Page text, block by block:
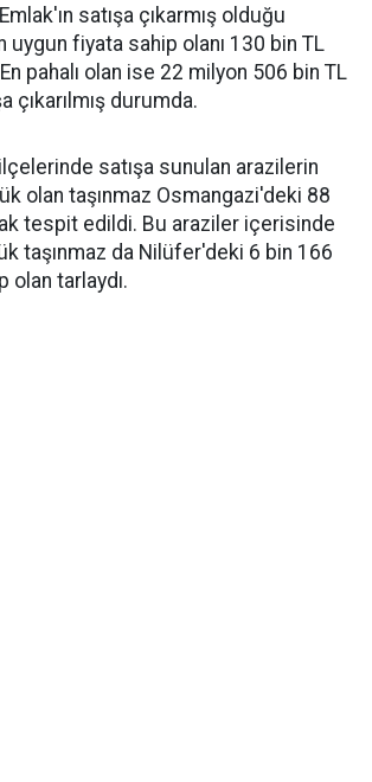
satışa çıkarmış olduğu
uygun fiyata sahip olanı 130 bin TL
pahalı olan ise 22 milyon 506 bin TL
çıkarılmış durumda.
ilçelerinde satışa sunulan arazilerin
olan taşınmaz Osmangazi'deki 88
tespit edildi. Bu araziler içerisinde
taşınmaz da Nilüfer'deki 6 bin 166
olan tarlaydı.